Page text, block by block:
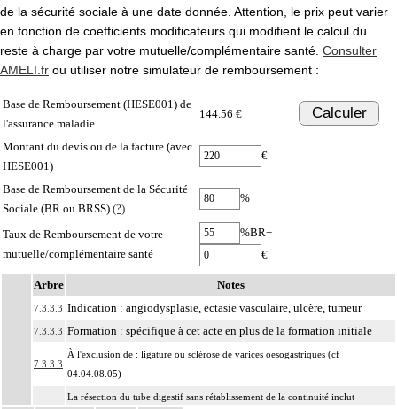
de la sécurité sociale à une date donnée. Attention, le prix peut varier
en fonction de coefficients modificateurs qui modifient le calcul du
reste à charge par votre mutuelle/complémentaire santé. Consulter
AMELI.fr ou utiliser notre simulateur de remboursement :
Base de Remboursement (HESE001) de
l'assurance maladie
144.56 € Calculer
Montant du devis ou de la facture (avec
HESE001)
€
Base de Remboursement de la Sécurité
Sociale (BR ou BRSS) (?)
%
Taux de Remboursement de votre
mutuelle/complémentaire santé
%BR+
€
Arbre Notes
7.3.3.3 Indication : angiodysplasie, ectasie vasculaire, ulcère, tumeur
7.3.3.3 Formation : spécifique à cet acte en plus de la formation initiale
7.3.3.3
À l'exclusion de : ligature ou sclérose de varices oesogastriques (cf
04.04.08.05)
La résection du tube digestif sans rétablissement de la continuité inclut